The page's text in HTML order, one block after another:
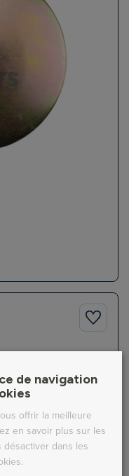
de navigation
offrir la meilleure
en savoir plus sur les
dans les